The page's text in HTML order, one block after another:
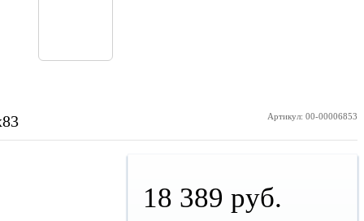
Артикул: 00-00006853
18 389 руб.